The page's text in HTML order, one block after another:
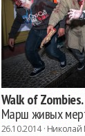
Walk of Zombies.
Марш живых
26.10.2014 ·Николай